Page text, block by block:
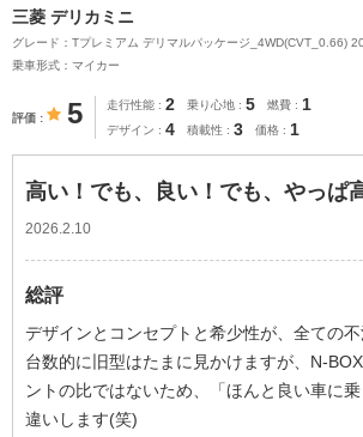
三菱 デリカミニ
グレード：Tプレミアム デリマルパッケージ_4WD(CVT_0.66)
乗車形式：マイカー
評価 5 走行性能 2 乗り心地 5 燃費 1
デザイン 4 積載性 3 価格 1
高い！でも、良い！でも、やっぱ
2026.2.10
総評
デザインとコンセプトと希少性が、全ての不
台数的に旧型はたまに見かけますが、N-
ントの比ではないため、「ほんと良い車に
違いします(笑)